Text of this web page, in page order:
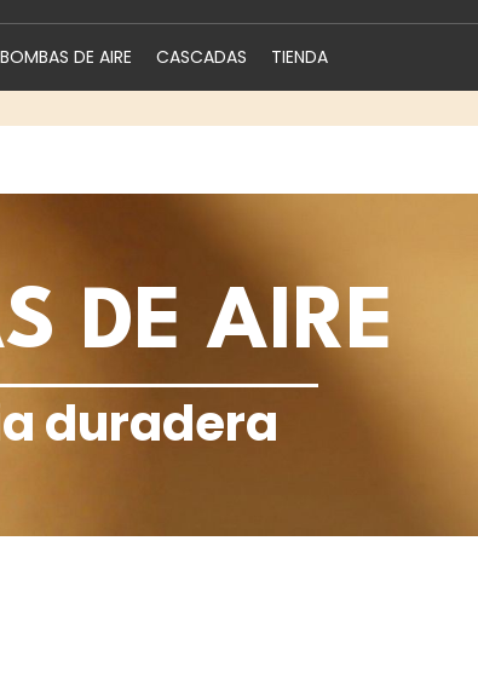
BOMBAS DE AIRE CASCADAS TIENDA
DE AIRE
duradera